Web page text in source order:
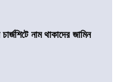
নাম থাকাদের জামিন